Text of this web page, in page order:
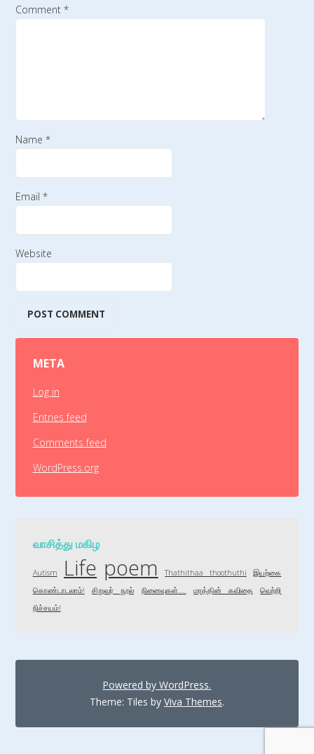
Comment*
Name*
Email*
Website
META
Log in
Entries feed
Comments feed
WordPress.org
வாசித்து மகிழ
Autism Life poem Thathithaa thoothuthi
இயற்கை
கொண்டாடலாம்!
சிறுவர் நூல் நினைவுகள்.... மரத்தின் கவிதை
வெற்றி
நிச்சயம்!
Powered by WordPress.
Theme: Tiles by Viva Themes.